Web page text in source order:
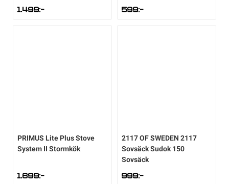
1.499:- 599:-
PRIMUS Lite Plus Stove
System II Stormkök
1.699:-
2117 OF SWEDEN2117
Sovsäck Sudok 150
Sovsäck
999:-